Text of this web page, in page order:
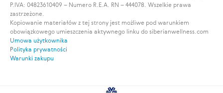
P.IVA: 04823610409 – Numero R.E.A. RN – 444078. Wszelkie prawa
zastrzeżone.
Kopiowanie materiałów z tej strony jest możliwe pod warunkiem
obowiązkowego umieszczenia aktywnego linku do siberianwellness.com
Umowa użytkownika
Polityka prywatności
Warunki zakupu